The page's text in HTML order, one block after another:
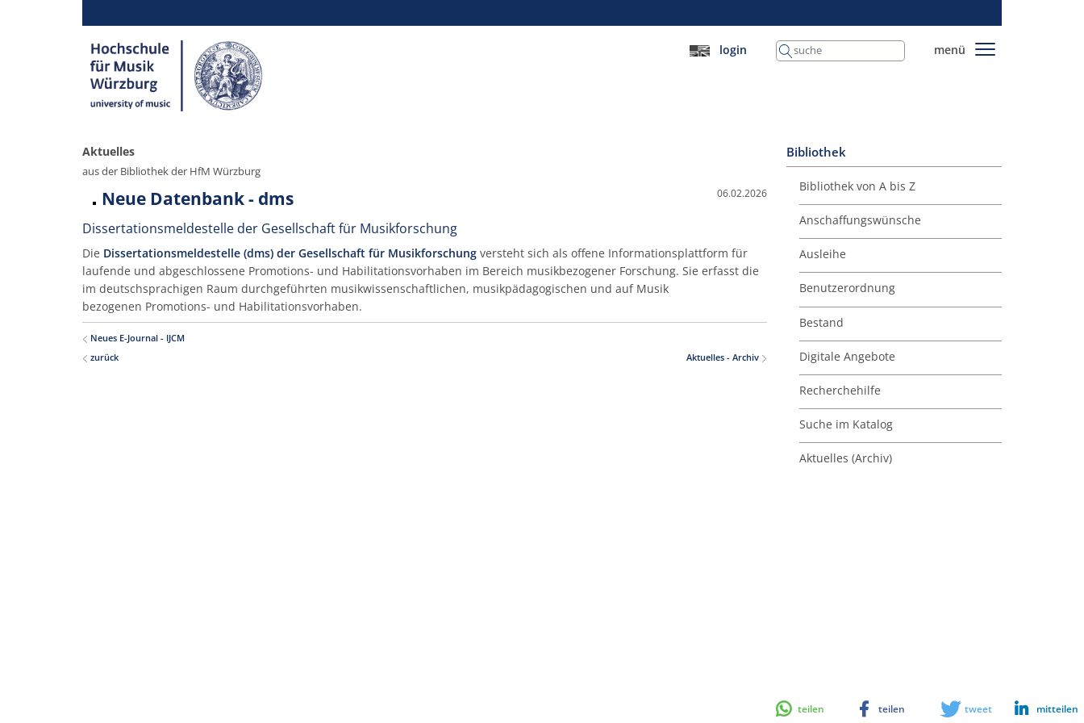
login menü
Aktuelles
aus der Bibliothek der HfM Würzburg
Neue Datenbank - dms 06.02.2026
Dissertationsmeldestelle der Gesellschaft für Musikforschung
Die Dissertationsmeldestelle (dms) der Gesellschaft für Musikforschung versteht sich als offene Informationsplattform für
laufende und abgeschlossene Promotions- und Habilitationsvorhaben im Bereich musikbezogener Forschung. Sie erfasst die
im deutschsprachigen Raum durchgeführten musikwissenschaftlichen, musikpädagogischen und auf Musik
bezogenen Promotions- und Habilitationsvorhaben.
Neues E-Journal - IJCM
zurück
Aktuelles - Archiv
mitteilen
tweet
teilen
teilen
Bibliothek
Bibliothek von A bis Z
Anschaffungswünsche
Ausleihe
Benutzerordnung
Bestand
Digitale Angebote
Recherchehilfe
Suche im Katalog
Aktuelles (Archiv)